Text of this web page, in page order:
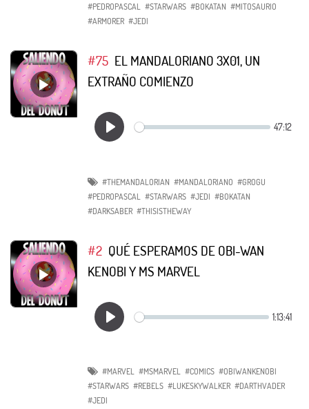
#PEDROPASCAL
#STARWARS #BOKATAN #MITOSAURIO
#ARMORER #JEDI
#75 EL MANDALORIANO 3X01, UN
EXTRAÑO COMIENZO
#THEMANDALORIAN #MANDALORIANO #GROGU
#PEDROPASCAL
#STARWARS #JEDI #BOKATAN
#DARKSABER #THISISTHEWAY
#2 QUÉ ESPERAMOS DE OBI-WAN
KENOBI Y MS MARVEL
#MARVEL #MSMARVEL #COMICS #OBIWANKENOBI
#STARWARS #REBELS #LUKESKYWALKER #DARTHVADER
#JEDI